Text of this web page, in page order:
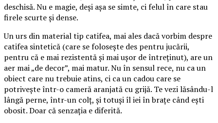
deschisă. Nu e magie, deși așa se simte, ci felul în care stau
firele scurte și dense.
Un urs din material tip catifea, mai ales dacă vorbim despre
catifea sintetică (care se folosește des pentru jucării,
pentru că e mai rezistentă și mai ușor de întreținut), are un
aer mai „de decor”, mai matur. Nu în sensul rece, nu ca un
obiect care nu trebuie atins, ci ca un cadou care se
potrivește într-o cameră aranjată cu grijă. Te vezi lăsându-l
lângă perne, într-un colț, și totuși îl iei în brațe când ești
obosit. Doar că senzația e diferită.